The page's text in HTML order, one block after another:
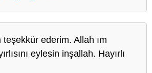
ederim. Allah ım
eylesin inşallah. Hayırlı